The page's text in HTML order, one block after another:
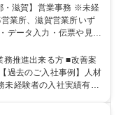
データ入力・伝票や見積
する事務業務や業務改
ステムがきちんと構築さ
きる環境です。また、
推進出来る方 ■改善案
過去のご入社事例】人材
未経験者の入社実績有